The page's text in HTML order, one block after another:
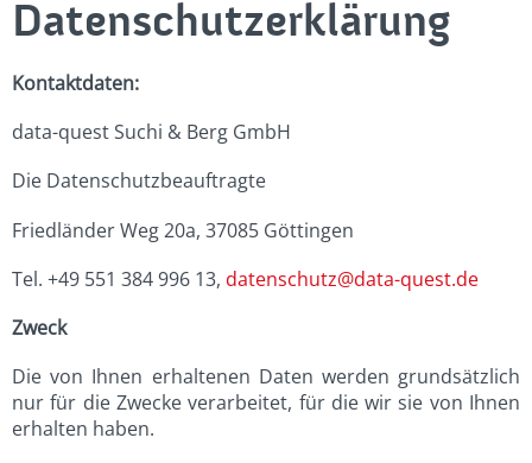
Datenschutzerklärung
Kontaktdaten:
data-quest Suchi & Berg GmbH
Die Datenschutzbeauftragte
Friedländer Weg 20a, 37085 Göttingen
Tel. +49 551 384 996 13, datenschutz@data-quest.de
Zweck
Die von Ihnen erhaltenen Daten werden grundsätzlich
nur für die Zwecke verarbeitet, für die wir sie von Ihnen
erhalten haben.